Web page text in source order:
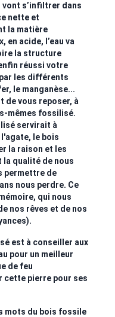
vont s’infiltrer dans
nette et
la matière
en acide, l’eau va
la structure
réussi votre
les différents
le manganèse...
de vous reposer, à
mêmes fossilisé.
servirait à
le bois
la raison et les
qualité de nous
permettre de
nous perdre. Ce
qui nous
nos rêves et de nos
est à conseiller aux
pour un meilleur
de feu
cette pierre pour ses
mots du bois fossile